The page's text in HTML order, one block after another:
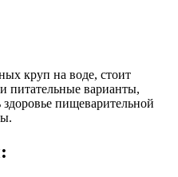
круп на воде, стоит
питательные варианты,
пищеварительной